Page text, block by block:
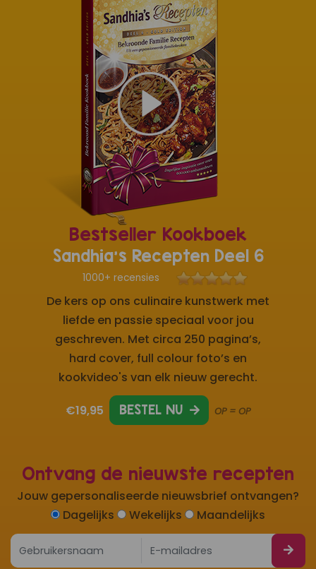
Ontvang de nieuwste recepten
Jouw gepersonaliseerde nieuwsbrief ontvangen?
Dagelijks
Wekelijks Maandelijks
Bestseller Kookboek
Sandhia's Recepten Deel 6
1000+ recensies
De kers op ons culinaire kunstwerk met
liefde en passie speciaal voor jou
geschreven. Met circa 250 pagina’s,
hard cover, full colour foto’s en
kookvideo's van elk nieuw gerecht.
€19,95 BESTEL NU OP = OP